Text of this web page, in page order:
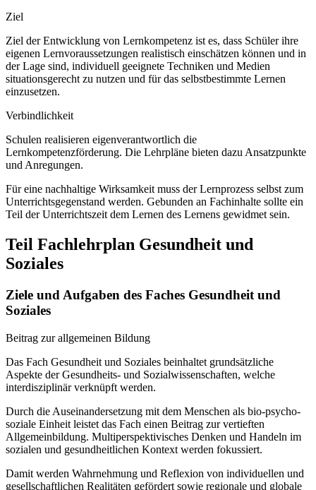
Ziel
Ziel der Entwicklung von Lernkompetenz ist es, dass Schüler ihre
eigenen Lernvoraussetzungen realistisch einschätzen können und in
der Lage sind, individuell geeignete Techniken und Medien
situationsgerecht zu nutzen und für das selbstbestimmte Lernen
einzusetzen.
Verbindlichkeit
Schulen realisieren eigenverantwortlich die
Lernkompetenzförderung. Die Lehrpläne bieten dazu Ansatzpunkte
und Anregungen.
Für eine nachhaltige Wirksamkeit muss der Lernprozess selbst zum
Unterrichtsgegenstand werden. Gebunden an Fachinhalte sollte ein
Teil der Unterrichtszeit dem Lernen des Lernens gewidmet sein.
Teil Fachlehrplan Gesundheit und
Soziales
Ziele und Aufgaben des Faches Gesundheit und
Soziales
Beitrag zur allgemeinen Bildung
Das Fach Gesundheit und Soziales beinhaltet grundsätzliche
Aspekte der Gesundheits- und Sozialwissenschaften, welche
interdisziplinär verknüpft werden.
Durch die Auseinandersetzung mit dem Menschen als bio-psycho-
soziale Einheit leistet das Fach einen Beitrag zur vertieften
Allgemeinbildung. Multiperspektivisches Denken und Handeln im
sozialen und gesundheitlichen Kontext werden fokussiert.
Damit werden Wahrnehmung und Reflexion von individuellen und
gesellschaftlichen Realitäten gefördert sowie regionale und globale